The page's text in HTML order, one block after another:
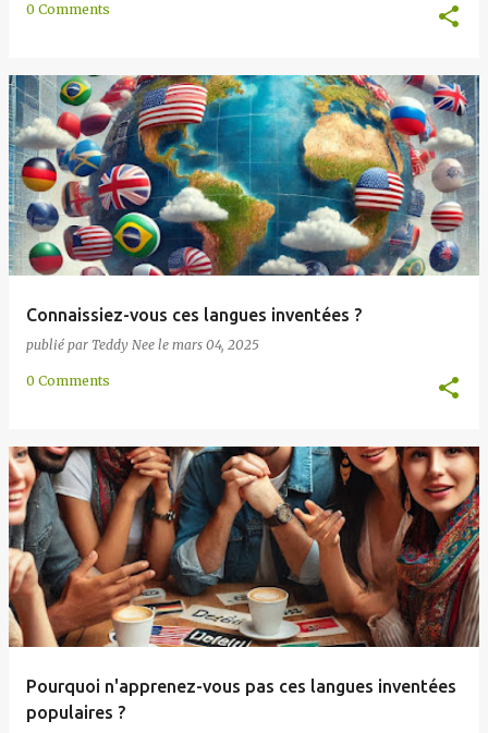
0 Comments
Connaissiez-vous ces langues inventées ?
publié par Teddy Nee le mars 04, 2025
0 Comments
Pourquoi n'apprenez-vous pas ces langues inventées
populaires ?